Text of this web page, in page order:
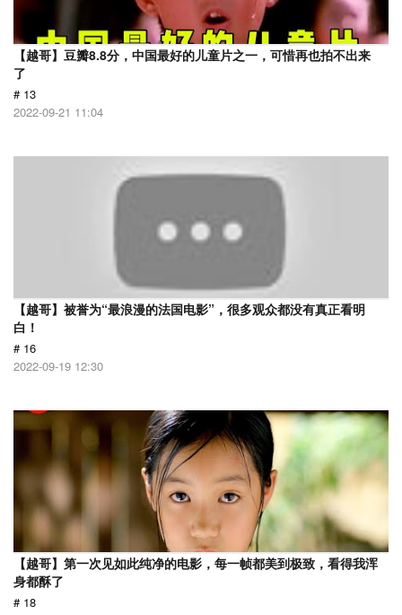
【越哥】豆瓣8.8分，中国最好的儿童片之一，可惜再也拍不出来
了
# 13
2022-09-21 11:04
【越哥】被誉为“最浪漫的法国电影”，很多观众都没有真正看明
白！
# 16
2022-09-19 12:30
【越哥】第一次见如此纯净的电影，每一帧都美到极致，看得我浑
身都酥了
# 18